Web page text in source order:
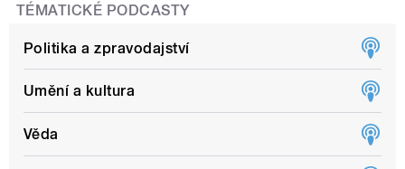
TÉMATICKÉ PODCASTY
Politika a zpravodajství
Umění a kultura
Věda